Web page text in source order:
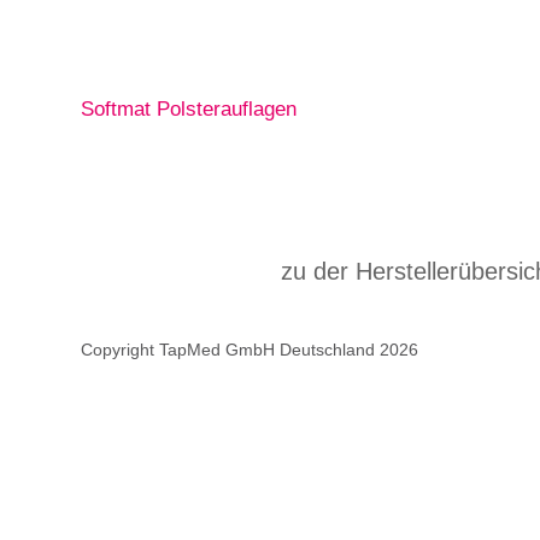
Softmat Polsterauflagen
zu der
Copyright TapMed GmbH Deutschland 2026